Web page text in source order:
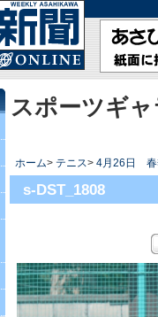
スポーツギ
ホーム> テニス> 4月26日 春
s-DST_1808